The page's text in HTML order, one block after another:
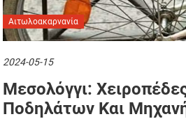
Αιτωλοακαρνανία
2024-05-15
Μεσολόγγι:
Ποδηλάτων Και